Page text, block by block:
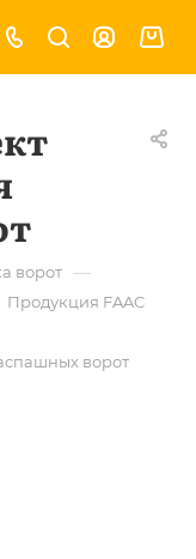
ворот —
Продукция FAAC
ворот